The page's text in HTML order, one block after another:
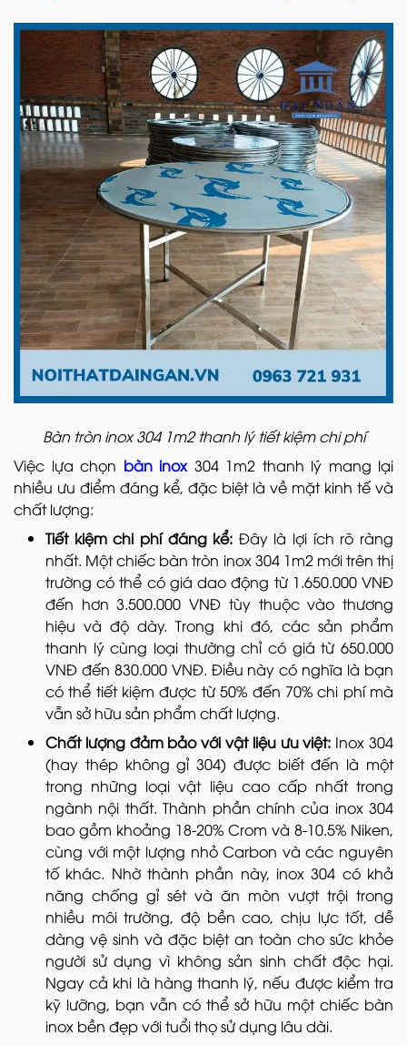
Bàn tròn inox 304 1m2 thanh lý tiết kiệm chi phí
Việc lựa chọn bàn inox 304 1m2 thanh lý mang lại
nhiều ưu điểm đáng kể, đặc biệt là về mặt kinh tế và
chất lượng:
Tiết kiệm chi phí đáng kể: Đây là lợi ích rõ ràng
nhất. Một chiếc bàn tròn inox 304 1m2 mới trên thị
trường có thể có giá dao động từ 1.650.000 VNĐ
đến hơn 3.500.000 VNĐ tùy thuộc vào thương
hiệu và độ dày. Trong khi đó, các sản phẩm
thanh lý cùng loại thường chỉ có giá từ 650.000
VNĐ đến 830.000 VNĐ. Điều này có nghĩa là bạn
có thể tiết kiệm được từ 50% đến 70% chi phí mà
vẫn sở hữu sản phẩm chất lượng.
Chất lượng đảm bảo với vật liệu ưu việt: Inox 304
(hay thép không gỉ 304) được biết đến là một
trong những loại vật liệu cao cấp nhất trong
ngành nội thất. Thành phần chính của inox 304
bao gồm khoảng 18-20% Crom và 8-10.5% Niken,
cùng với một lượng nhỏ Carbon và các nguyên
tố khác. Nhờ thành phần này, inox 304 có khả
năng chống gỉ sét và ăn mòn vượt trội trong
nhiều môi trường, độ bền cao, chịu lực tốt, dễ
dàng vệ sinh và đặc biệt an toàn cho sức khỏe
người sử dụng vì không sản sinh chất độc hại.
Ngay cả khi là hàng thanh lý, nếu được kiểm tra
kỹ lưỡng, bạn vẫn có thể sở hữu một chiếc bàn
inox bền đẹp với tuổi thọ sử dụng lâu dài.